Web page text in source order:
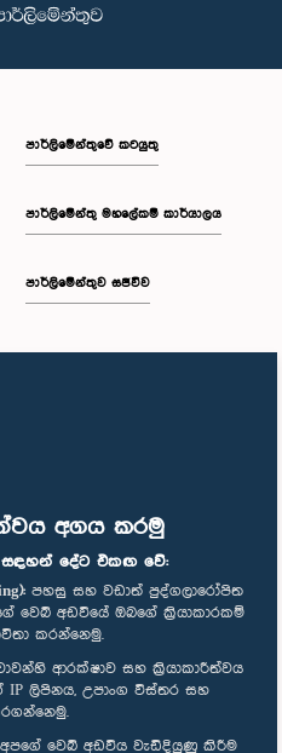
අගය කරමු
දේට එකඟ වේ:
පහසු සහ වඩාත් පුද්ගලාරෝපිත
වෙබ් අඩවියේ ඔබගේ ක්‍රියාකාරකම්
කරන්නෙමු.
ආරක්ෂාව සහ ක්‍රියාකාරීත්වය
ලිපිනය, උපාංග විස්තර සහ
අපගේ වෙබ් අඩවිය වැඩිදියුණු කිරීම
පාර්ලිමේන්තුවේ කටයුතු
පාර්ලිමේන්තු මහලේකම් කාර්යාලය
පාර්ලිමේන්තුව සජීවීව